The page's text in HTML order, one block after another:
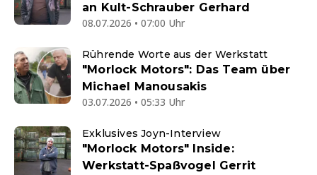
an Kult-Schrauber Gerhard
08.07.2026 • 07:00 Uhr
Rührende Worte aus der Werkstatt
"Morlock Motors": Das Team über
Michael Manousakis
03.07.2026 • 05:33 Uhr
Exklusives Joyn-Interview
"Morlock Motors" Inside:
Werkstatt-Spaßvogel Gerrit